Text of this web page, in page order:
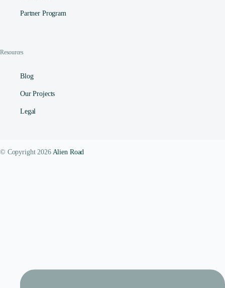
Partner Program
Resources
Blog
Our Projects
Legal
© Copyright 2026 Alien Road